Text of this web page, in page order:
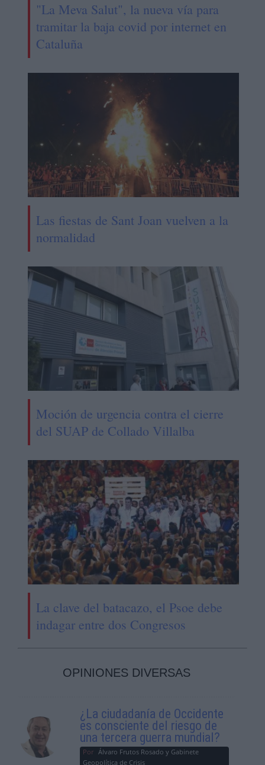
"La Meva Salut", la nueva vía para
tramitar la baja covid por internet en
Cataluña
Las fiestas de Sant Joan vuelven a la
normalidad
Moción de urgencia contra el cierre
del SUAP de Collado Villalba
La clave del batacazo, el Psoe debe
indagar entre dos Congresos
OPINIONES DIVERSAS
¿La ciudadanía de Occidente
es consciente del riesgo de
una tercera guerra mundial?
Por Álvaro Frutos Rosado y Gabinete
Geopolítica de Crisis